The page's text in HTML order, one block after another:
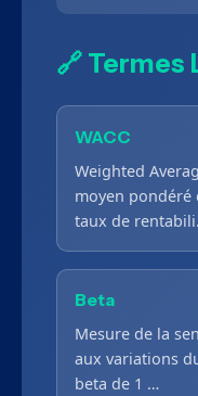
🔗 Termes
WACC
Weighted
moyen
taux de
Beta
Mesure de la
aux variations
beta de 1 …